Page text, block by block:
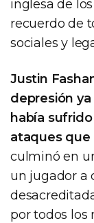
inglesa de
recuerdo de
sociales y
Justin
depresión
había
ataques
culminó en
un jugador a
por todos los